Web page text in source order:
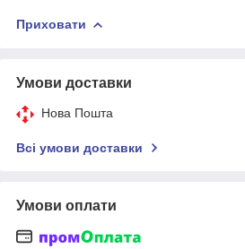
Приховати
Умови доставки
Нова Пошта
Всі умови доставки
Умови оплати